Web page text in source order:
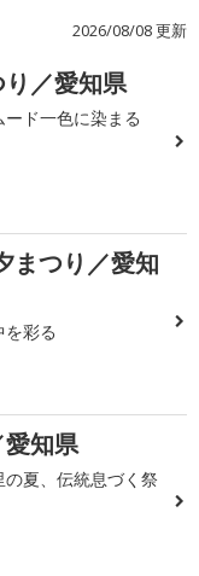
2026/08/08 更新
／愛知県
ド一色に染まる
まつり／愛知
彩る
知県
夏、伝統息づく祭